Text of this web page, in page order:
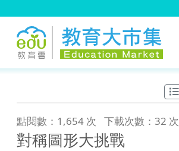
點閱數：1,654 次 下載次數：32 次
對稱圖形大挑戰